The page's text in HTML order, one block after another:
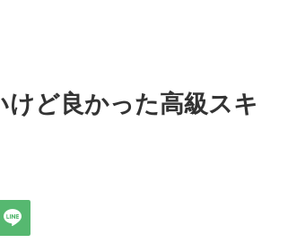
ど良かった高級スキ